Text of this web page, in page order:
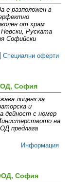
е разположен в
от храм
Руската
Софийски
Специални оферти
София
лиценз за
и
дейност с номер
на
предлага
Информация
София